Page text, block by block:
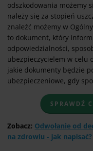
odszkodowania możemy
należy się za stopień
znaleźć możemy w
to dokument, który
odpowiedzialności,
ubezpieczycielem w celu
jakie dokumenty będzie
ubezpieczeniowe, gdy
SPRAWDŹ
Zobacz: Odwołanie od
na zdrowiu - jak napisać?